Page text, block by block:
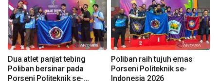
Dua atlet panjat tebing
Poliban bersinar pada
Porseni Politeknik se-
Poliban raih tujuh emas
Porseni Politeknik se-
Indonesia 2026